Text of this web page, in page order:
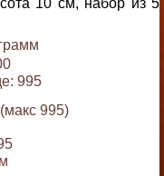
10 см, набор из 5
995
(макс 995)